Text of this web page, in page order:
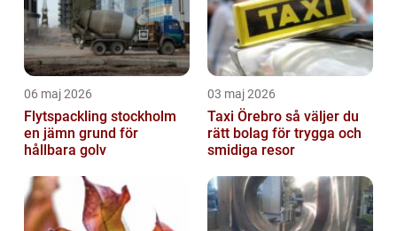
06 maj 2026
Flytspackling stockholm
en jämn grund för
hållbara golv
03 maj 2026
Taxi Örebro så väljer du
rätt bolag för trygga och
smidiga resor